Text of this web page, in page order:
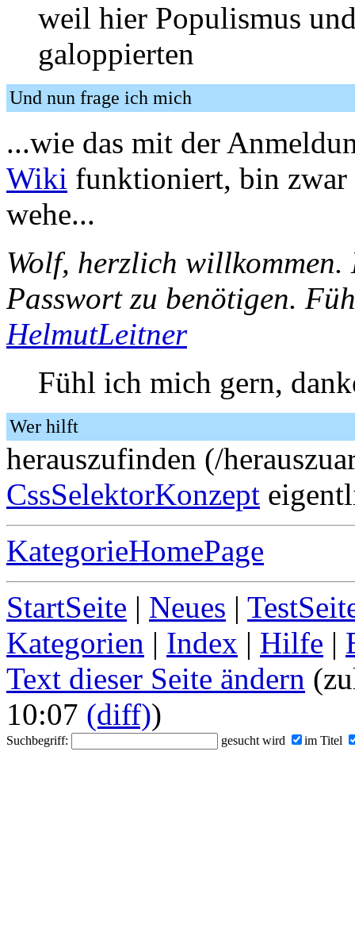
weil hier Populismus
galoppierten
Und nun frage ich mich
...wie das mit der
Wiki funktioniert, bin zwar
wehe...
Wolf, herzlich
Passwort zu benötigen.
HelmutLeitner
Fühl ich mich gern,
Wer hilft
herauszufinden (/
CssSelektorKonzept
KategorieHomePage
StartSeite | Neues |
Kategorien | Index | Hilfe |
Text dieser Seite ändern
10:07 (diff))
Suchbegriff: gesucht wird im Titel